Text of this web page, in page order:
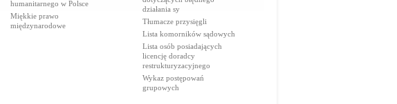
humanitarnego w Polsce
Miękkie prawo
międzynarodowe
działania sy
Tłumacze przysięgli
Lista komorników sądowych
Lista osób posiadających
licencję doradcy
restrukturyzacyjnego
Wykaz postępowań
grupowych